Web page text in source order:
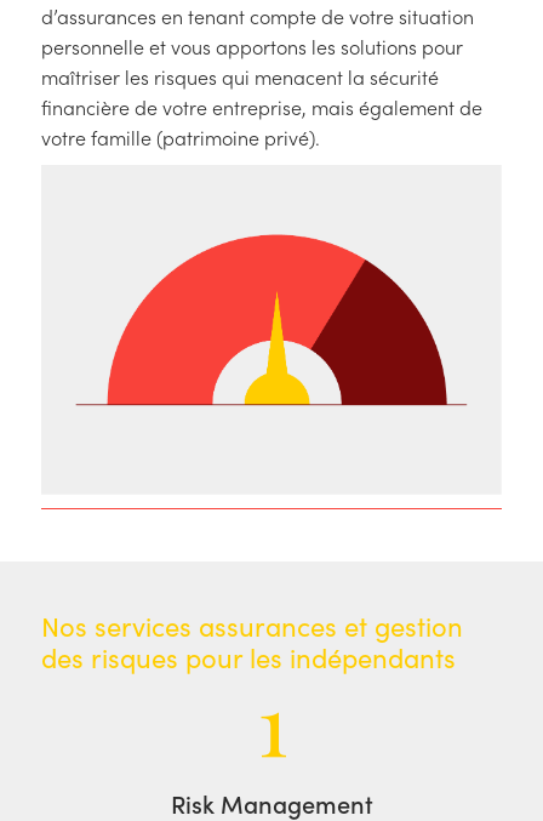
d’assurances en tenant compte de votre situation
personnelle et vous apportons les solutions pour
maîtriser les risques qui menacent la sécurité
financière de votre entreprise, mais également de
votre famille (patrimoine privé).
Nos services assurances et gestion
des risques pour les indépendants
1
Risk Management